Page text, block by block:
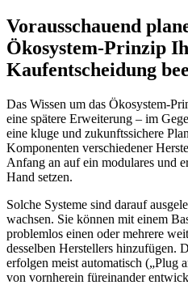
Vorausschauend
Ökosystem-Prinzip
Kaufentscheidung
Das Wissen um das Ökosystem-
eine spätere Erweiterung – im
eine kluge und zukunftssichere
Komponenten verschiedener
Anfang an auf ein modulares und
Hand setzen.
Solche Systeme sind darauf
wachsen. Sie können mit einem
problemlos einen oder mehrere
desselben Herstellers hinzufügen.
erfolgen meist automatisch („Plug
von vornherein füreinander